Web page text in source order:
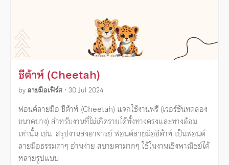
ชีต้าห์ (Cheetah)
byลายมือเฟิร์ส • 30 Jul 2024
ฟอนต์ลายมือ ชีต้าห์ (Cheetah) แจกใช้งานฟรี (เวอร์ชันทดลอง
ขนาดบาง) สำหรับงานที่ไม่เกิดรายได้ทั้งทางตรงและทางอ้อม
เท่านั้น เช่น สรุปงานส่งอาจารย์ ฟอนต์ลายมือชีต้าห์ เป็นฟอนต์
ลายมือธรรมดาๆ อ่านง่าย สบายตามากๆ ใช้ในงานเชิงพาณิชย์ได้
หลายรูปแบบ